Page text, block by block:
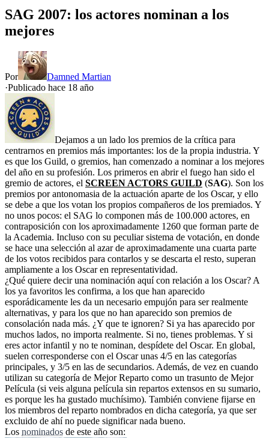
SAG 2007: los actores nominan a los
mejores
Por
Damned Martian
·Publicado hace 18 año
Dejamos a un lado los premios de la crítica para
centrarnos en premios más importantes: los de la propia industria. Y
es que los Guild, o gremios, han comenzado a nominar a los mejores
del año en su profesión. Los primeros en abrir el fuego han sido el
gremio de actores, el SCREEN ACTORS GUILD (SAG). Son los
premios por antonomasia de la actuación aparte de los Oscar, y ello
se debe a que los votan los propios compañeros de los premiados. Y
no unos pocos: el SAG lo componen más de 100.000 actores, en
contraposición con los aproximadamente 1260 que forman parte de
la Academia. Incluso con su peculiar sistema de votación, en donde
se hace una selección al azar de aproximadamente una cuarta parte
de los votos recibidos para contarlos y se descarta el resto, superan
ampliamente a los Oscar en representatividad.
¿Qué quiere decir una nominación aquí con relación a los Oscar? A
los ya favoritos les confirma, a los que han aparecido
esporádicamente les da un necesario empujón para ser realmente
alternativas, y para los que no han aparecido son premios de
consolación nada más. ¿Y que te ignoren? Si ya has aparecido por
muchos lados, no importa realmente. Si no, tienes problemas. Y si
eres actor infantil y no te nominan, despídete del Oscar. En global,
suelen corresponderse con el Oscar unas 4/5 en las categorías
principales, y 3/5 en las de secundarios. Además, de vez en cuando
utilizan su categoría de Mejor Reparto como un trasunto de Mejor
Película (si veis alguna película sin repartos extensos en su sumario,
es porque les ha gustado muchísimo). También conviene fijarse en
los miembros del reparto nombrados en dicha categoría, ya que ser
excluido de ahí no puede significar nada bueno.
Los nominados de este año son: